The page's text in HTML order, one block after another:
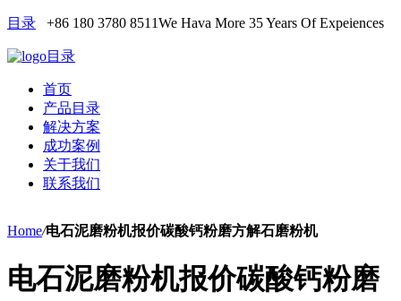
目录 +86 180 3780 8511We Hava More 35 Years Of Expeiences
目录
首页
产品目录
解决方案
成功案例
关于我们
联系我们
Home/电石泥磨粉机报价碳酸钙粉磨方解石磨粉机
电石泥磨粉机报价碳酸钙粉磨